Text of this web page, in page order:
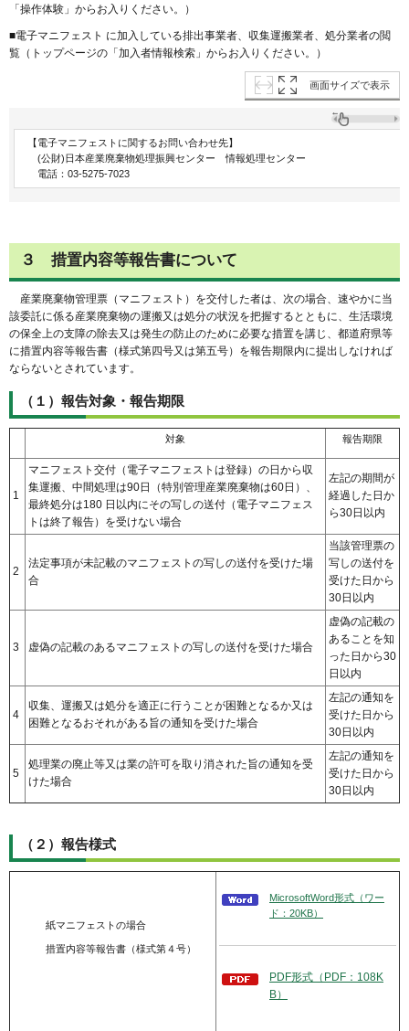
「操作体験」からお入りください。）
■電子マニフェスト に加入している排出事業者、収集運搬業者、処分業者の閲
覧（トップページの「加入者情報検索」からお入りください。）
画面サイズで表示
【電子マニフェストに関するお問い合わせ先】
(公財)日本産業廃棄物処理振興センター 情報処理センター
電話：03-5275-7023
３ 措置内容等報告書について
産業廃棄物管理票（マニフェスト）を交付した者は、次の場合、速やかに当
該委託に係る産業廃棄物の運搬又は処分の状況を把握するとともに、生活環境
の保全上の支障の除去又は発生の防止のために必要な措置を講じ、都道府県等
に措置内容等報告書（様式第四号又は第五号）を報告期限内に提出しなければ
ならないとされています。
（１）報告対象・報告期限
対象 報告期限
1
マニフェスト交付（電子マニフェストは登録）の日から収
集運搬、中間処理は90日（特別管理産業廃棄物は60日）、
最終処分は180 日以内にその写しの送付（電子マニフェス
トは終了報告）を受けない場合
左記の期間が
経過した日か
ら30日以内
2
法定事項が未記載のマニフェストの写しの送付を受けた場
合
当該管理票の
写しの送付を
受けた日から
30日以内
3 虚偽の記載のあるマニフェストの写しの送付を受けた場合
虚偽の記載の
あることを知
った日から30
日以内
4
収集、運搬又は処分を適正に行うことが困難となるか又は
困難となるおそれがある旨の通知を受けた場合
左記の通知を
受けた日から
30日以内
5
処理業の廃止等又は業の許可を取り消された旨の通知を受
けた場合
左記の通知を
受けた日から
30日以内
（２）報告様式
紙マニフェストの場合
措置内容等報告書（様式第４号）
MicrosoftWord形式（ワー
ド：20KB）
PDF形式（PDF：108K
B）